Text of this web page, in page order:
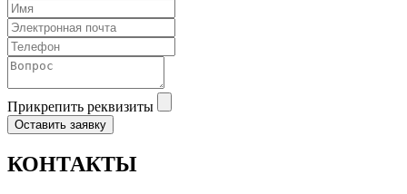
Прикрепить реквизиты
Оставить заявку
КОНТАКТЫ